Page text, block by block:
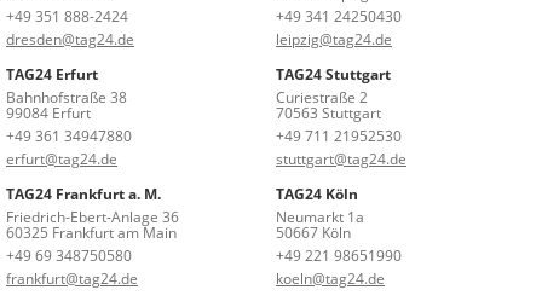
+49 351 888-2424
dresden@tag24.de
+49 341 24250430
leipzig@tag24.de
TAG24 Erfurt
Bahnhofstraße 38
99084 Erfurt
+49 361 34947880
erfurt@tag24.de
TAG24 Stuttgart
Curiestraße 2
70563 Stuttgart
+49 711 21952530
stuttgart@tag24.de
TAG24 Frankfurt a. M.
Friedrich-Ebert-Anlage 36
60325 Frankfurt am Main
+49 69 348750580
frankfurt@tag24.de
TAG24 Köln
Neumarkt 1a
50667 Köln
+49 221 98651990
koeln@tag24.de